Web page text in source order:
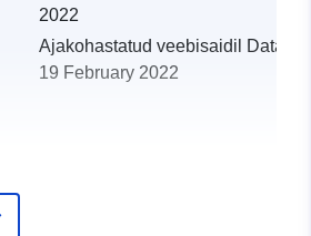
2022
Ajakohastatud veebisaidil
19 February 2022